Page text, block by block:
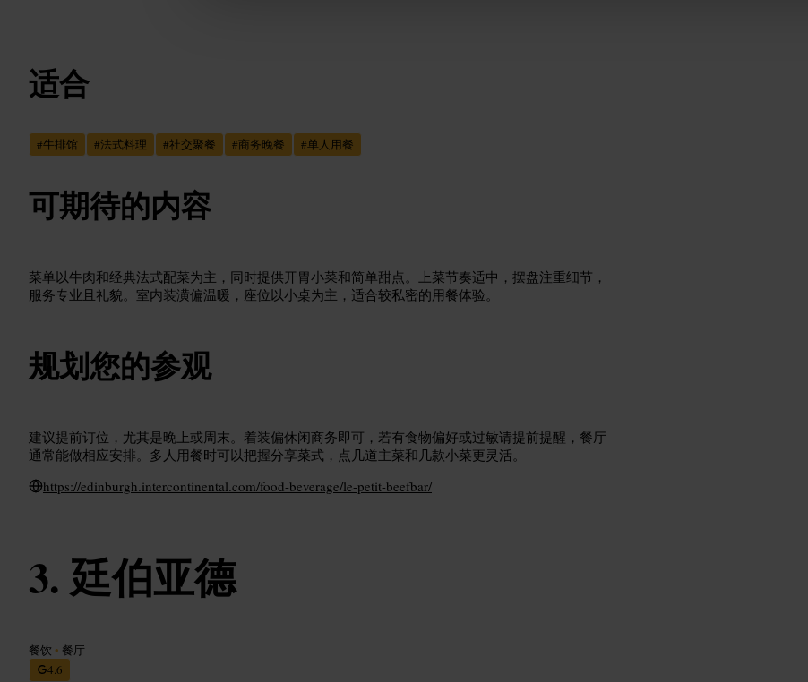
适合
#牛排馆 #法式料理 #社交聚餐 #商务晚餐 #单人用餐
可期待的内容
菜单以牛肉和经典法式配菜为主，同时提供开胃小菜和简单甜点。上菜节奏适中，摆盘注重细节，
服务专业且礼貌。室内装潢偏温暖，座位以小桌为主，适合较私密的用餐体验。
规划您的参观
建议提前订位，尤其是晚上或周末。着装偏休闲商务即可，若有食物偏好或过敏请提前提醒，餐厅
通常能做相应安排。多人用餐时可以把握分享菜式，点几道主菜和几款小菜更灵活。
https://edinburgh.intercontinental.com/food-beverage/le-petit-beefbar/
廷伯亚德
餐饮 • 餐厅
4.6